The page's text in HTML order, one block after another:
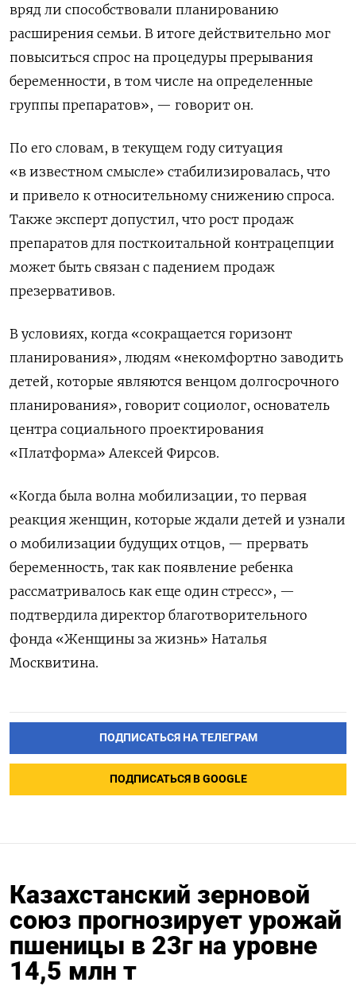
вряд ли способствовали планированию
расширения семьи. В итоге действительно мог
повыситься спрос на процедуры прерывания
беременности, в том числе на определенные
группы препаратов», — говорит он.
По его словам, в текущем году ситуация
«в известном смысле» стабилизировалась, что
и привело к относительному снижению спроса.
Также эксперт допустил, что рост продаж
препаратов для посткоитальной контрацепции
может быть связан с падением продаж
презервативов.
В условиях, когда «сокращается горизонт
планирования», людям «некомфортно заводить
детей, которые являются венцом долгосрочного
планирования», говорит социолог, основатель
центра социального проектирования
«Платформа» Алексей Фирсов.
«Когда была волна мобилизации, то первая
реакция женщин, которые ждали детей и узнали
о мобилизации будущих отцов, — прервать
беременность, так как появление ребенка
рассматривалось как еще один стресс», —
подтвердила директор благотворительного
фонда «Женщины за жизнь» Наталья
Москвитина.
ПОДПИСАТЬСЯ НА ТЕЛЕГРАМ
ПОДПИСАТЬСЯ В GOOGLE
Казахстанский зерновой
союз прогнозирует урожай
пшеницы в 23г на уровне
14,5 млн т